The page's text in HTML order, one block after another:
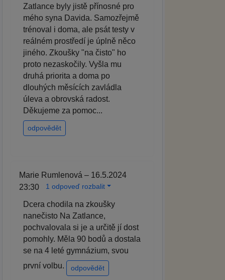
Zatlance byly jistě přínosné pro
mého syna Davida. Samozřejmě
trénoval i doma, ale psát testy v
reálném prostředí je úplně něco
jiného. Zkoušky "na čisto" ho
proto nezaskočily. Vyšla mu
druhá priorita a doma po
dlouhých měsících zavládla
úleva a obrovská radost.
Děkujeme za pomoc...
odpovědět
Marie Rumlenová – 16.5.2024
23:30
1 odpoveď rozbalit
Dcera chodila na zkoušky
nanečisto Na Zatlance,
pochvalovala si je a určitě jí dost
pomohly. Měla 90 bodů a dostala
se na 4 leté gymnázium, svou
první volbu.
odpovědět